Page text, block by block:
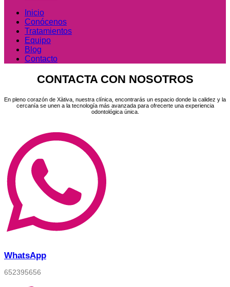
Inicio
Conócenos
Tratamientos
Equipo
Blog
Contacto
CONTACTA CON NOSOTROS
En pleno corazón de Xàtiva, nuestra clínica, encontrarás un espacio donde la calidez y la
cercanía se unen a la tecnología más avanzada para ofrecerte una experiencia
odontológica única.
WhatsApp
652395656